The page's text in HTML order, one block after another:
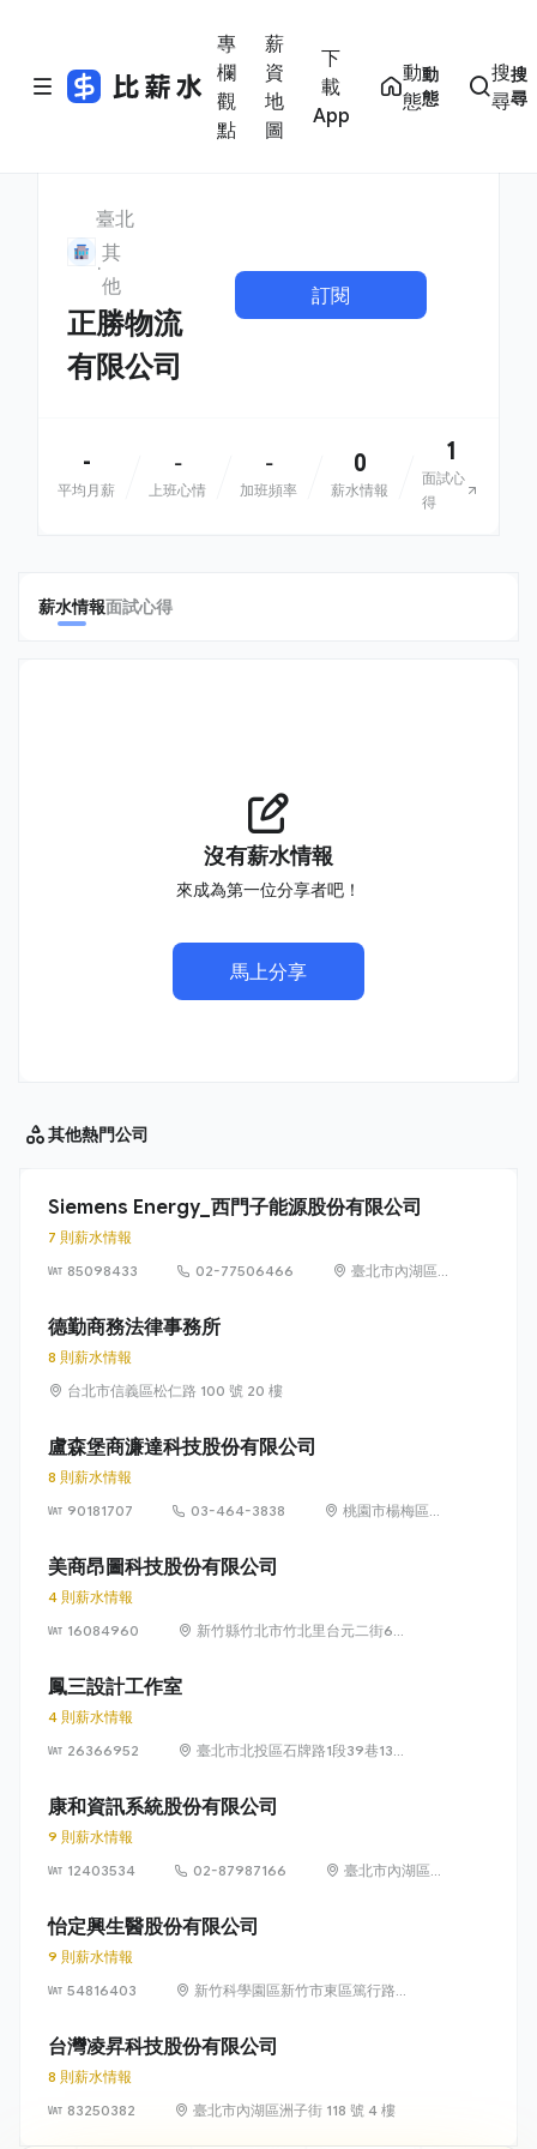
專
欄
觀
點
薪
資
地
圖
下
載
App
動
態
動
態
搜
尋
搜
尋
臺北
其
他
正勝物流
有限公司
訂閱
-
平均月薪
-
上班心情
-
加班頻率
0
薪水情報
1
面試心
得
薪水情報面試心得
沒有薪水情報
來成為第一位分享者吧！
馬上分享
其他熱門公司
Siemens Energy_西門子能源股份有限公司
7 則薪水情報
85098433
02-77506466
臺北市內湖區
德勤商務法律事務所
8 則薪水情報
台北市信義區松仁路 100 號 20 樓
盧森堡商濂達科技股份有限公司
8 則薪水情報
90181707
03-464-3838
桃園市楊梅區高
美商昂圖科技股份有限公司
4 則薪水情報
16084960
新竹縣竹北市竹北里台元二街6號
鳳三設計工作室
4 則薪水情報
26366952
臺北市北投區石牌路1段39巷134
康和資訊系統股份有限公司
9 則薪水情報
12403534
02-87987166
臺北市內湖區瑞
怡定興生醫股份有限公司
9 則薪水情報
54816403
新竹科學園區新竹市東區篤行路6
台灣凌昇科技股份有限公司
8 則薪水情報
83250382
臺北市內湖區洲子街 118 號 4 樓